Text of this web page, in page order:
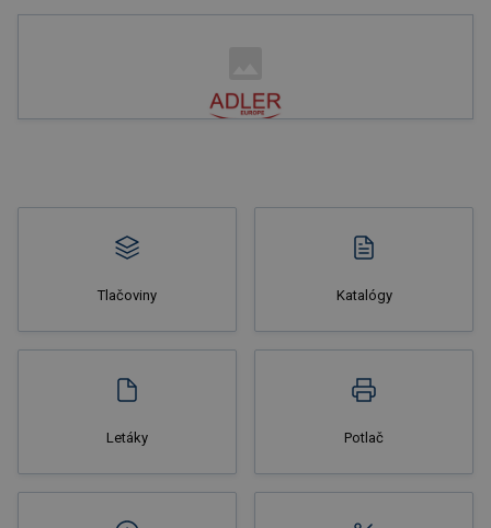
Tlačoviny Katalógy
Letáky Potlač